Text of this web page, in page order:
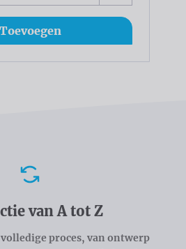
Toevoegen
van A tot Z
proces, van ontwerp